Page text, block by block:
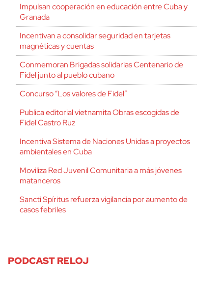
Impulsan cooperación en educación entre Cuba y
Granada
Incentivan a consolidar seguridad en tarjetas
magnéticas y cuentas
Conmemoran Brigadas solidarias Centenario de
Fidel junto al pueblo cubano
Concurso “Los valores de Fidel”
Publica editorial vietnamita Obras escogidas de
Fidel Castro Ruz
Incentiva Sistema de Naciones Unidas a proyectos
ambientales en Cuba
Moviliza Red Juvenil Comunitaria a más jóvenes
matanceros
Sancti Spíritus refuerza vigilancia por aumento de
casos febriles
PODCAST RELOJ